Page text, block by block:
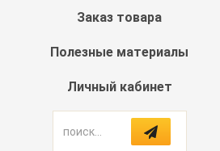
Заказ товара
Полезные материалы
Личный кабинет